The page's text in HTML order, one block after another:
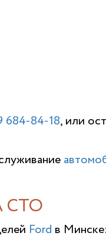
684-84-18, или
СТО
Ford в Минске: